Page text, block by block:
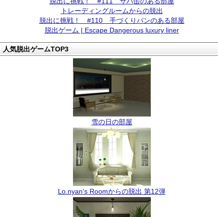
トレーディングルームからの脱出
脱出に挑戦！ #110 手づくりパンのある部屋
脱出ゲーム | Escape Dangerous luxury liner
人気脱出ゲームTOP3
雪の日の部屋
Lo.nyan's Roomからの脱出 第12弾